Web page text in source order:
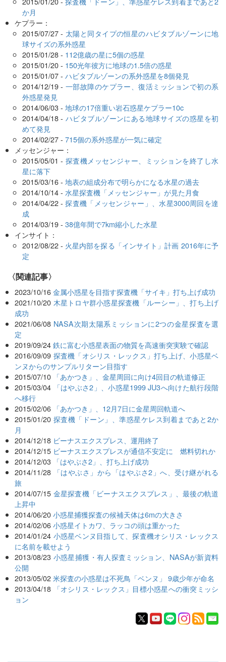
か月
ケプラー：
2015/07/27 - 太陽と同タイプの恒星のハビタブルゾーンに地
球サイズの系外惑星
2015/01/28 - 112億歳の星に5個の惑星
2015/01/20 - 150光年彼方に地球の1.5倍の惑星
2015/01/07 - ハビタブルゾーンの系外惑星を8個発見
2014/12/19 - 一部故障のケプラー、復活ミッションで初の系
外惑星発見
2014/06/03 - 地球の17倍重い岩石惑星ケプラー10c
2014/04/18 - ハビタブルゾーンにある地球サイズの惑星を初
めて発見
2014/02/27 - 715個の系外惑星が一気に確定
メッセンジャー：
2015/05/01 - 探査機メッセンジャー、ミッションを終了し水
星に落下
2015/03/16 - 地表の組成分布で明らかになる水星の過去
2014/10/14 - 水星探査機「メッセンジャー」が見た月食
2014/04/22 -探査機「メッセンジャー」、水星3000周回を達
成
2014/03/19 - 38億年間で7km縮小した水星
インサイト：
2012/08/22 - 火星内部を探る「インサイト」計画 2016年に予
定
関連記事
2023/10/16 金属小惑星を目指す探査機「サイキ」打ち上げ成功
2021/10/20 木星トロヤ群小惑星探査機「ルーシー」、打ち上げ
成功
2021/06/08 NASA次期太陽系ミッションに2つの金星探査を選
定
2019/09/24 鉄に富む小惑星表面の物質を高速衝突実験で確認
2016/09/09 探査機「オシリス・レックス」打ち上げ、小惑星ベ
ンヌからのサンプルリターン目指す
2015/07/10 「あかつき」、金星周回に向け4回目の軌道修正
2015/03/04
「はやぶさ2」、小惑星1999 JU3へ向けた航行段階
へ移行
2015/02/06 「あかつき」、12月7日に金星周回軌道へ
2015/01/20 探査機「ドーン」、準惑星ケレス到着まであと2か
月
2014/12/18 ビーナスエクスプレス、運用終了
2014/12/15 ビーナスエクスプレスが通信不安定に 燃料切れか
2014/12/03 「はやぶさ2」、打ち上げ成功
2014/11/28
「はやぶさ」から「はやぶさ2」へ、受け継がれる
旅
2014/07/15 金星探査機「ビーナスエクスプレス」、最後の軌道
上昇中
2014/06/20 小惑星捕獲探査の候補天体は6mの大きさ
2014/02/06 小惑星イトカワ、ラッコの頭は重かった
2014/01/24 小惑星ベンヌ目指して、探査機オシリス・レックス
に名前を載せよう
2013/08/23 小惑星捕獲・有人探査ミッション、NASAが新資料
公開
2013/05/02 米探査の小惑星は不死鳥「ベンヌ」 9歳少年が命名
2013/04/18
「オシリス・レックス」目標小惑星への衝突ミッシ
ョン